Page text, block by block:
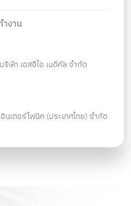
งาน
ท เอสอีไอ เมดิคัล จำกัด
เตอร์โฟนิค (ประเทศไทย) จำกัด